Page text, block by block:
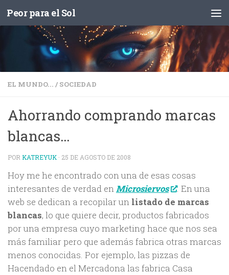
Saltar al contenido
Peor para el Sol
EL MUNDO... / SOCIEDAD
Ahorrando comprando marcas
blancas…
POR KATREYUK · 25 DE AGOSTO DE 2008
Hoy me he encontrado con una de esas cosas
interesantes de verdad enMicrosiervos
. En una
web se dedican a recopilar un listado de marcas
blancas, lo que quiere decir, productos fabricados
por una empresa cuyo marketing hace que nos sea
más familiar pero que además fabrica otras marcas
menos conocidas. Por ejemplo, las pizzas de
Hacendado en el Mercadona las fabrica Casa